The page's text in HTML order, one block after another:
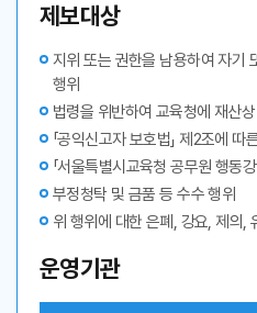
제보대상
지위 또는 권한을 남용하여 자기
행위
법령을 위반하여 교육청에 재산
「공익신고자 보호법」 제2조에 따
「서울특별시교육청 공무원 행동
부정청탁 및 금품 등 수수 행위
위 행위에 대한 은폐, 강요, 제의,
운영기관